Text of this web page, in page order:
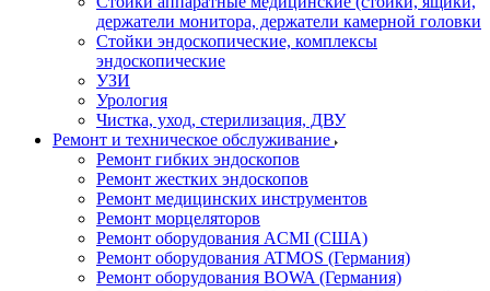
держатели монитора, держатели камерной головки
Стойки эндоскопические, комплексы
эндоскопические
УЗИ
Урология
Чистка, уход, стерилизация, ДВУ
Ремонт и техническое обслуживание
Ремонт гибких эндоскопов
Ремонт жестких эндоскопов
Ремонт медицинских инструментов
Ремонт морцеляторов
Ремонт оборудования ACMI (США)
Ремонт оборудования ATMOS (Германия)
Ремонт оборудования BOWA (Германия)